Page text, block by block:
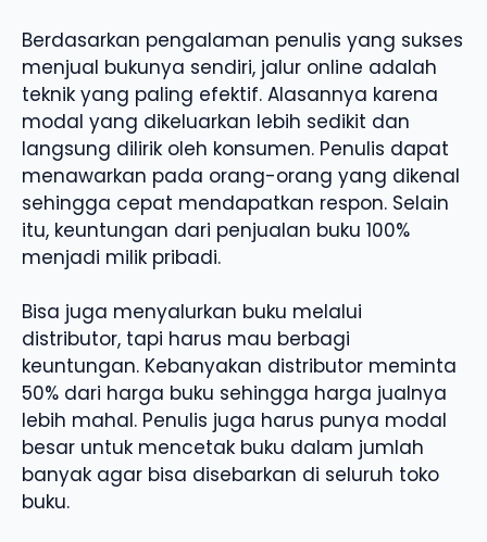
Berdasarkan pengalaman penulis yang sukses
menjual bukunya sendiri, jalur online adalah
teknik yang paling efektif. Alasannya karena
modal yang dikeluarkan lebih sedikit dan
langsung dilirik oleh konsumen. Penulis dapat
menawarkan pada orang-orang yang dikenal
sehingga cepat mendapatkan respon. Selain
itu, keuntungan dari penjualan buku 100%
menjadi milik pribadi.
Bisa juga menyalurkan buku melalui
distributor, tapi harus mau berbagi
keuntungan. Kebanyakan distributor meminta
50% dari harga buku sehingga harga jualnya
lebih mahal. Penulis juga harus punya modal
besar untuk mencetak buku dalam jumlah
banyak agar bisa disebarkan di seluruh toko
buku.